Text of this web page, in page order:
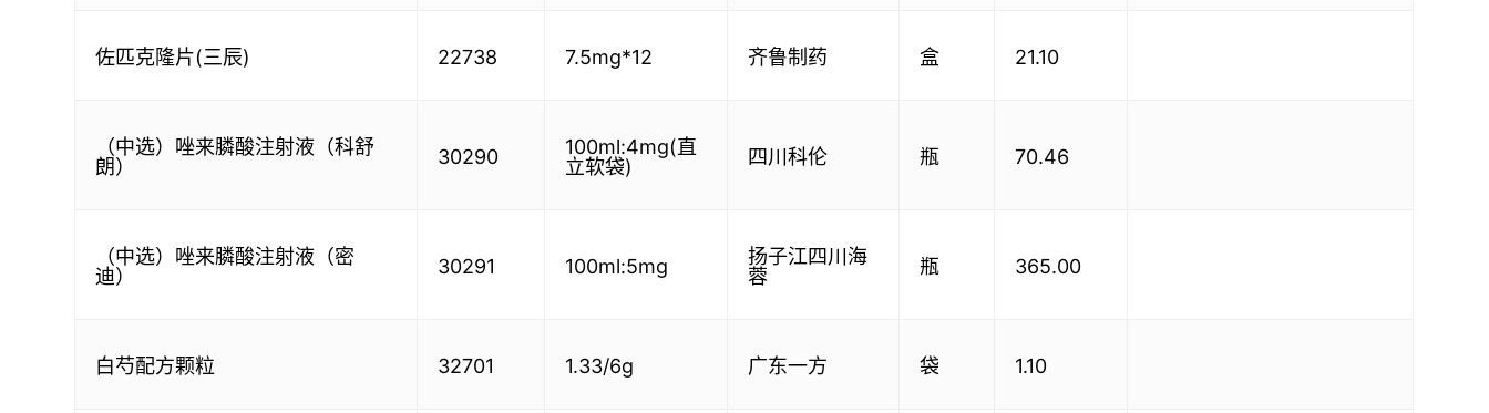
佐匹克隆片(三辰) 22738 7.5mg*12 齐鲁制药 盒 21.10
（中选）唑来膦酸注射液（科舒
朗）
30290
100ml:4mg(直
立软袋)
四川科伦 瓶 70.46
（中选）唑来膦酸注射液（密
迪）
30291 100ml:5mg
扬子江四川海
蓉
瓶 365.00
白芍配方颗粒 32701 1.33/6g 广东一方 袋 1.10